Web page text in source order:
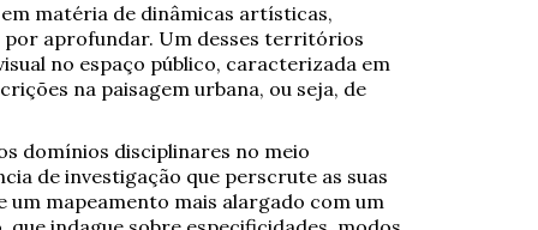
matéria de dinâmicas artísticas,
aprofundar. Um desses territórios
no espaço público, caracterizada em
na paisagem urbana, ou seja, de
domínios disciplinares no meio
de investigação que perscrute as suas
um mapeamento mais alargado com um